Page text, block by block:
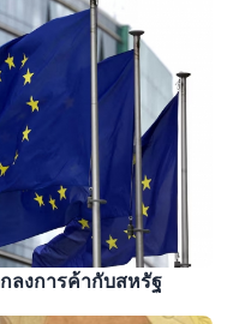
ลงการค้ากับสหรัฐ